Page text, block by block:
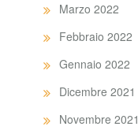
Marzo 2022
Febbraio 2022
Gennaio 2022
Dicembre 2021
Novembre 2021